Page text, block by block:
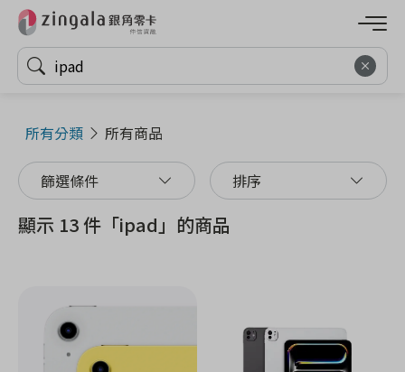
所有分類 所有商品
篩選條件 排序
顯示 13 件「ipad」的商品